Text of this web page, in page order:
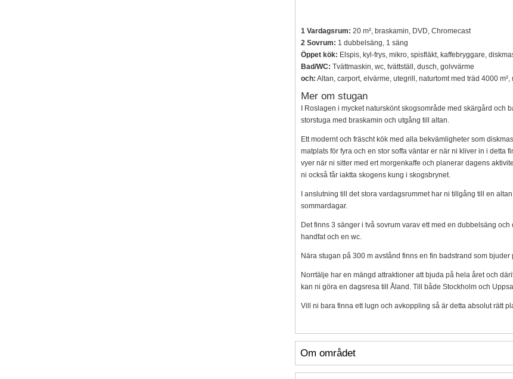
1 Vardagsrum: 20 m², braskamin, DVD, Chromecast
2 Sovrum: 1 dubbelsäng, 1 säng
Öppet kök: Elspis, kyl-frys, mikro, spisfläkt, kaffebryggare,
Bad/WC: Tvättmaskin, wc, tvättställ, dusch, golvvärme
och: Altan, carport, elvärme, utegrill, naturtomt med träd 4000
Mer om stugan
I Roslagen i mycket naturskönt skogsområde med skärgård och
storstuga med braskamin och utgång till altan.
Ett modernt och fräscht kök med alla bekvämligheter som
matplats för fyra och en stor soffa väntar er när ni kliver in i
vyer när ni sitter med ert morgenkaffe och planerar dagens
ni också får iaktta skogens kung i skogsbrynet.
I anslutning till det stora vardagsrummet har ni tillgång till en
sommardagar.
Det finns 3 sänger i två sovrum varav ett med en dubbelsäng
handfat och en wc.
Nära stugan på 300 m avstånd finns en fin badstrand som bjuder
Norrtälje har en mängd attraktioner att bjuda på hela året och
kan ni göra en dagsresa till Åland. Till både Stockholm och
Vill ni bara finna ett lugn och avkoppling så är detta absolut rätt
Om området